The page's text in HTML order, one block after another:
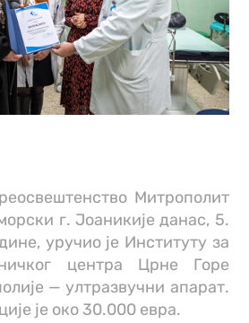
Митрополит
г. Јоаникије данас, 5.
уручио је Институту за
центра Црне Горе
— ултразвучни апарат.
је око 30.000 евра.